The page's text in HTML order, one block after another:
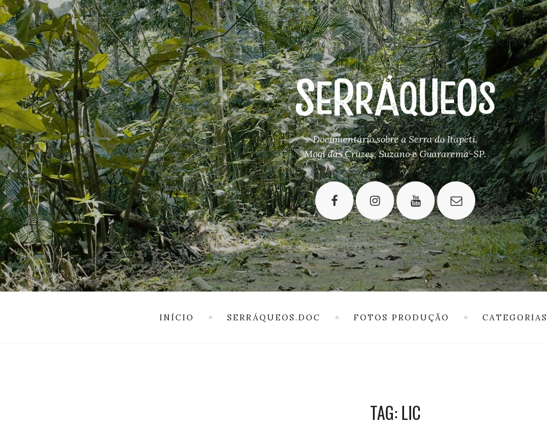
Documentário sobre a Serra do Itapeti.
Mogi das Cruzes, Suzano e Guararema-SP.
INÍCIO SERRÁQUEOS.DOC FOTOS PRODUÇÃO CATEGORIAS
TAG: LIC